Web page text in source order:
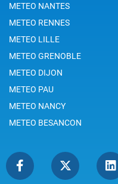
METEO NANTES
METEO RENNES
METEO LILLE
METEO GRENOBLE
METEO DIJON
METEO PAU
METEO NANCY
METEO BESANCON